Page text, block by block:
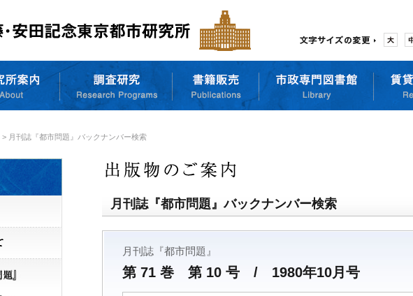
> 月刊誌『都市問題』バックナンバー検索
月刊誌『都市問題』バックナンバー検索
月刊誌『都市問題』
第 71 巻 第 10 号 / 1980年10月号